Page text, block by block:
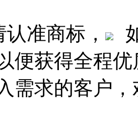
准商标，
便获得全程
需求的客户